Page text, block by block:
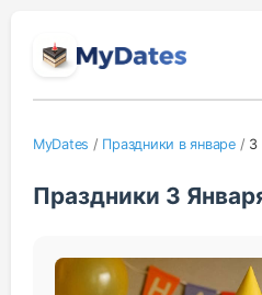
MyDates / Праздники в январе/ 3
Праздники 3